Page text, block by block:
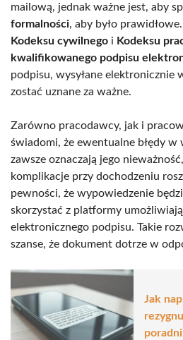
mailową, jednak ważne jest, aby
formalności, aby było
Kodeksu cywilnego i Kodeksu
kwalifikowanego podpisu
podpisu, wysyłane elektronicznie
zostać uznane za ważne.
Zarówno pracodawcy, jak i
świadomi, że ewentualne błędy
zawsze oznaczają jego
komplikacje przy dochodzeniu
pewności, że wypowiedzenie
skorzystać z platformy
elektronicznego podpisu. Takie
szanse, że dokument dotrze w
Jak